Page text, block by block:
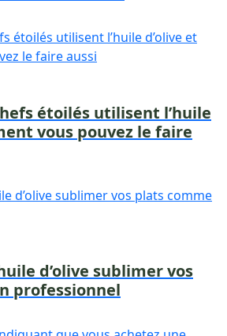
étoilés utilisent l’huile
vous pouvez le faire
d’olive sublimer vos
professionnel